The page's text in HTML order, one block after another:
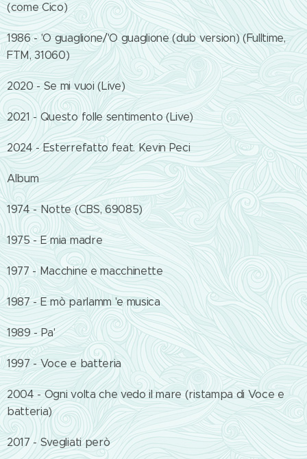
(come Cico)
1986 - 'O guaglione/'O guaglione (dub version) (Fulltime,
FTM, 31060)
2020 - Se mi vuoi (Live)
2021 - Questo folle sentimento (Live)
2024 - Esterrefatto feat. Kevin Peci
Album
1974 - Notte (CBS, 69085)
1975 - E mia madre
1977 - Macchine e macchinette
1987 - E mò parlamm 'e musica
1989 - Pa'
1997 - Voce e batteria
2004 - Ogni volta che vedo il mare (ristampa di Voce e
batteria)
2017 - Svegliati però